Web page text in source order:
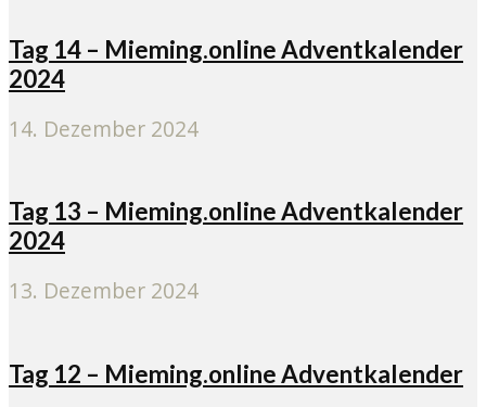
Tag 14 – Mieming.online Adventkalender
2024
14. Dezember 2024
Tag 13 – Mieming.online Adventkalender
2024
13. Dezember 2024
Tag 12 – Mieming.online Adventkalender